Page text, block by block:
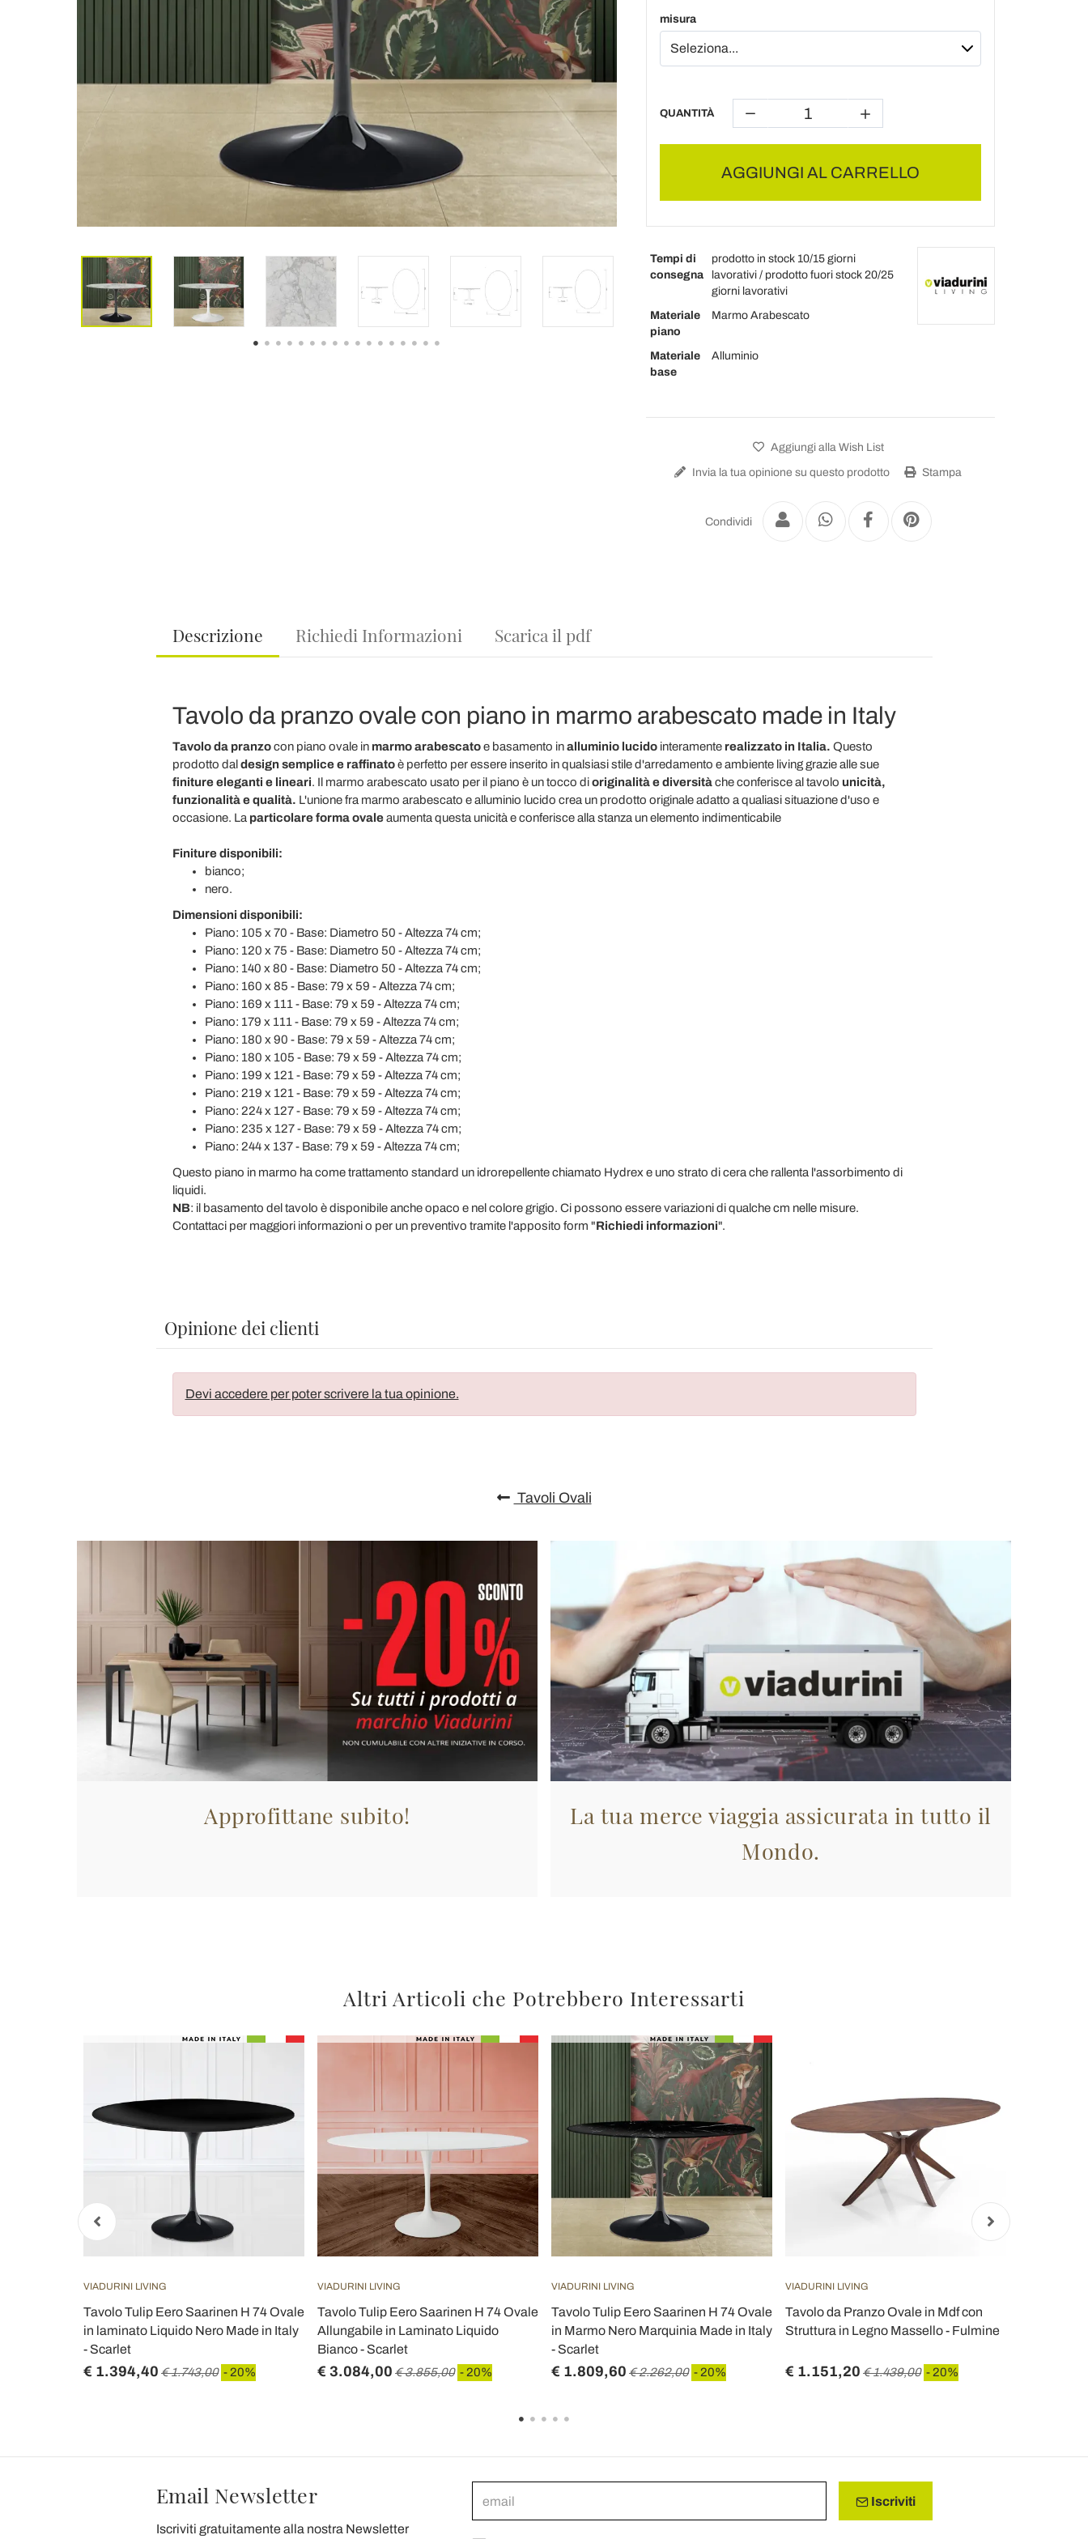
misura
QUANTITÀ
AGGIUNGI AL CARRELLO
Tempi di
consegna
prodotto in stock 10/15 giorni
lavorativi / prodotto fuori stock 20/25
giorni lavorativi
Materiale
piano
Marmo Arabescato
Materiale
base
Alluminio
Aggiungi alla Wish List
Invia la tua opinione su questo prodotto Stampa
Condividi
Descrizione Richiedi Informazioni Scarica il pdf
Tavolo da pranzo ovale con piano in marmo arabescato made in Italy
Tavolo da pranzocon piano ovale in marmo arabescatoe basamento inalluminio lucidointeramente realizzato in Italia. Questo
prodotto dal design semplice e raffinatoè perfetto per essere inserito in qualsiasi stile d'arredamento e ambiente living grazie alle sue
finiture eleganti e lineari. Il marmo arabescato usato per il piano è un tocco dioriginalità e diversitàche conferisce al tavolo unicità,
funzionalità e qualità. L'unione fra marmo arabescato e alluminio lucido crea un prodotto originale adatto a qualiasi situazione d'uso e
occasione. La particolare forma ovaleaumenta questa unicità e conferisce alla stanza un elemento indimenticabile
Finiture disponibili:
bianco;
nero.
Dimensioni disponibili:
Piano: 105 x 70 - Base: Diametro 50 - Altezza 74 cm;
Piano: 120 x 75 - Base: Diametro 50 - Altezza 74 cm;
Piano: 140 x 80 - Base: Diametro 50 - Altezza 74 cm;
Piano: 160 x 85 - Base: 79 x 59 - Altezza 74 cm;
Piano: 169 x 111 - Base: 79 x 59 - Altezza 74 cm;
Piano: 179 x 111 - Base: 79 x 59 - Altezza 74 cm;
Piano: 180 x 90 - Base: 79 x 59 - Altezza 74 cm;
Piano: 180 x 105 - Base: 79 x 59 - Altezza 74 cm;
Piano: 199 x 121 - Base: 79 x 59 - Altezza 74 cm;
Piano: 219 x 121 - Base: 79 x 59 - Altezza 74 cm;
Piano: 224 x 127 - Base: 79 x 59 - Altezza 74 cm;
Piano: 235 x 127 - Base: 79 x 59 - Altezza 74 cm;
Piano: 244 x 137 - Base: 79 x 59 - Altezza 74 cm;
Questo piano in marmo ha come trattamento standard un idrorepellente chiamato Hydrex e uno strato di cera che rallenta l'assorbimento di
liquidi.
NB: il basamento del tavolo è disponibile anche opaco e nel colore grigio. Ci possono essere variazioni di qualche cm nelle misure.
Contattaci per maggiori informazioni o per un preventivo tramite l'apposito form "Richiedi informazioni".
Opinione dei clienti
Devi accedere per poter scrivere la tua opinione.
Tavoli Ovali
Approfittane subito!
La tua merce viaggia assicurata in tutto il
Mondo.
Altri Articoli che Potrebbero Interessarti
VIADURINI LIVING
Tavolo Tulip Eero Saarinen H 74 Ovale
in laminato Liquido Nero Made in Italy
- Scarlet
€ 1.394,40 € 1.743,00 - 20%
VIADURINI LIVING
Tavolo Tulip Eero Saarinen H 74 Ovale
Allungabile in Laminato Liquido
Bianco - Scarlet
€ 3.084,00 € 3.855,00 - 20%
VIADURINI LIVING
Tavolo Tulip Eero Saarinen H 74 Ovale
in Marmo Nero Marquinia Made in Italy
- Scarlet
€ 1.809,60 € 2.262,00 - 20%
VIADURINI LIVING
Tavolo da Pranzo Ovale in Mdf con
Struttura in Legno Massello - Fulmine
€ 1.151,20 € 1.439,00 - 20%
Email Newsletter
Iscriviti gratuitamente alla nostra Newsletter
Iscriviti